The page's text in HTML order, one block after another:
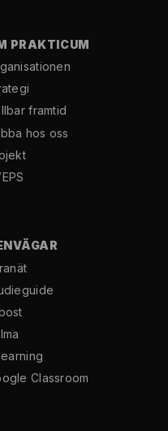
PRAKTICUM
framtid
hos oss
Classroom